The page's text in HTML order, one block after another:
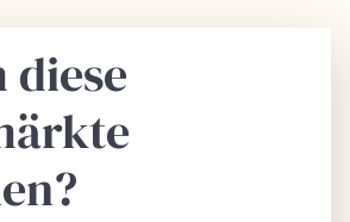
diese